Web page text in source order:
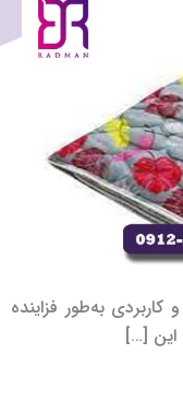
به‌طور فزاینده‌
این […]